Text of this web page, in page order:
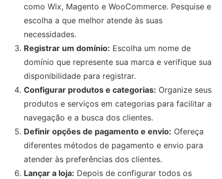
como Wix, Magento e WooCommerce. Pesquise e
escolha a que melhor atende às suas
necessidades.
Registrar um domínio: Escolha um nome de
domínio que represente sua marca e verifique sua
disponibilidade para registrar.
Configurar produtos e categorias: Organize seus
produtos e serviços em categorias para facilitar a
navegação e a busca dos clientes.
Definir opções de pagamento e envio: Ofereça
diferentes métodos de pagamento e envio para
atender às preferências dos clientes.
Lançar a loja: Depois de configurar todos os